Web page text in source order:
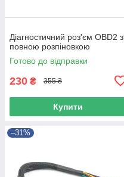
Діагностичний роз'єм OBD2 з
повною розпіновкою
Готово до відправки
230 ₴ 355 ₴
Купити
–31%